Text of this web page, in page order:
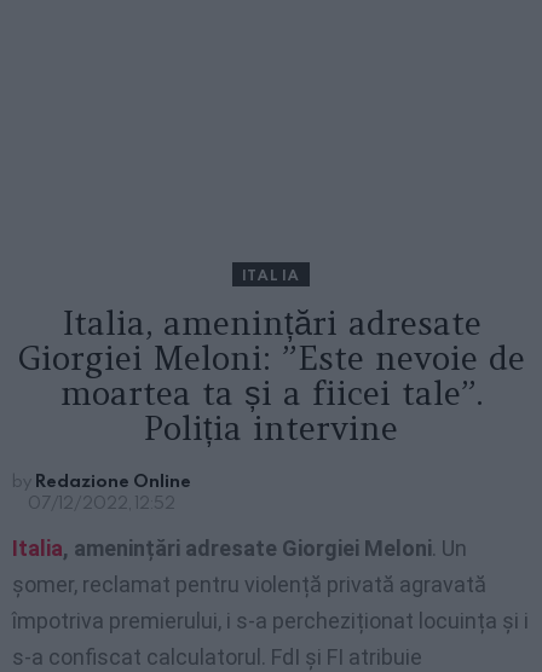
ITALIA
Italia, amenințări adresate
Giorgiei Meloni: ”Este nevoie de
moartea ta și a fiicei tale”.
Poliția intervine
by Redazione Online
07/12/2022, 12:52
Italia, amenințări adresate Giorgiei Meloni. Un
șomer, reclamat pentru violență privată agravată
împotriva premierului, i s-a percheziționat locuința și i
s-a confiscat calculatorul. FdI și FI atribuie